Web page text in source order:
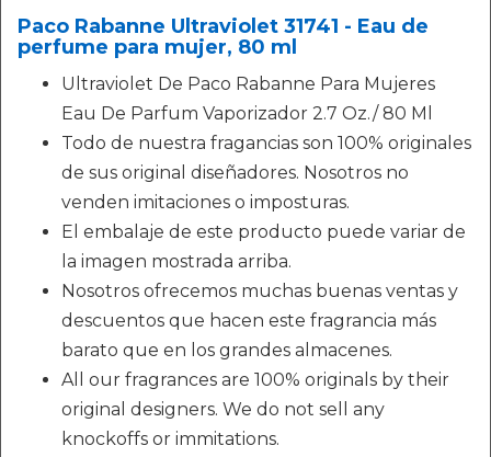
Paco Rabanne Ultraviolet 31741 - Eau de
perfume para mujer, 80 ml
Ultraviolet De Paco Rabanne Para Mujeres
Eau De Parfum Vaporizador 2.7 Oz./ 80 Ml
Todo de nuestra fragancias son 100% originales
de sus original diseñadores. Nosotros no
venden imitaciones o imposturas.
El embalaje de este producto puede variar de
la imagen mostrada arriba.
Nosotros ofrecemos muchas buenas ventas y
descuentos que hacen este fragrancia más
barato que en los grandes almacenes.
All our fragrances are 100% originals by their
original designers. We do not sell any
knockoffs or immitations.